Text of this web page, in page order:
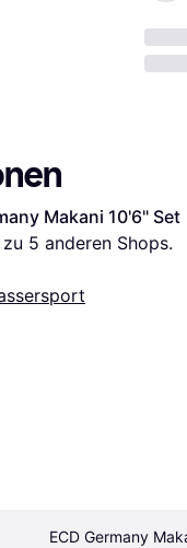
Makani 10'6" Set
5 anderen Shops.
ECD Germany